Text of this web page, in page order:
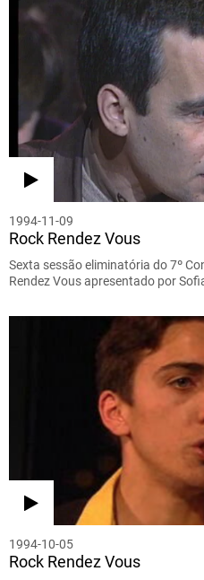
1994-11-09
Rock Rendez Vous
Sexta sessão eliminatória do 7º
Rendez Vous apresentado por
1994-10-05
Rock Rendez Vous